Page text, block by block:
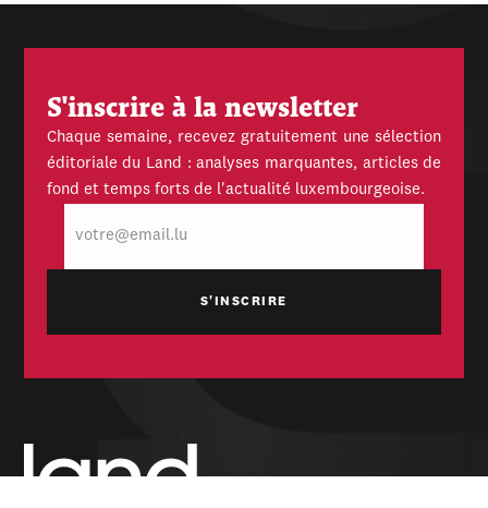
S'inscrire à la newsletter
Chaque semaine, recevez gratuitement une sélection
éditoriale du Land : analyses marquantes, articles de
fond et temps forts de l'actualité luxembourgeoise.
mail